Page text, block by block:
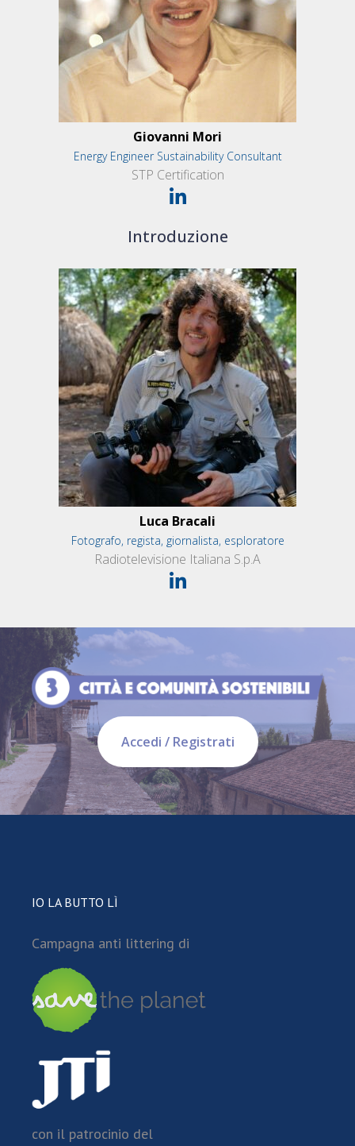
Giovanni Mori
Energy Engineer Sustainability Consultant
STP Certification
Introduzione
Luca Bracali
Fotografo, regista, giornalista, esploratore
Radiotelevisione Italiana S.p.A
Accedi / Registrati
IO LA BUTTO LÌ
Campagna anti littering di
con il patrocinio del